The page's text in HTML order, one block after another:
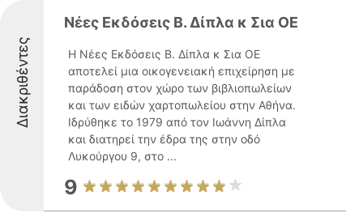
Διακριθέντες
Νέες Εκδόσεις Β. Δίπλα κ Σια ΟΕ
Η Νέες Εκδόσεις Β. Δίπλα κ Σια ΟΕ
αποτελεί μια οικογενειακή επιχείρηση με
παράδοση στον χώρο των βιβλιοπωλείων
και των ειδών χαρτοπωλείου στην Αθήνα.
Ιδρύθηκε το 1979 από τον Ιωάννη Δίπλα
και διατηρεί την έδρα της στην οδό
Λυκούργου 9, στο ...
9